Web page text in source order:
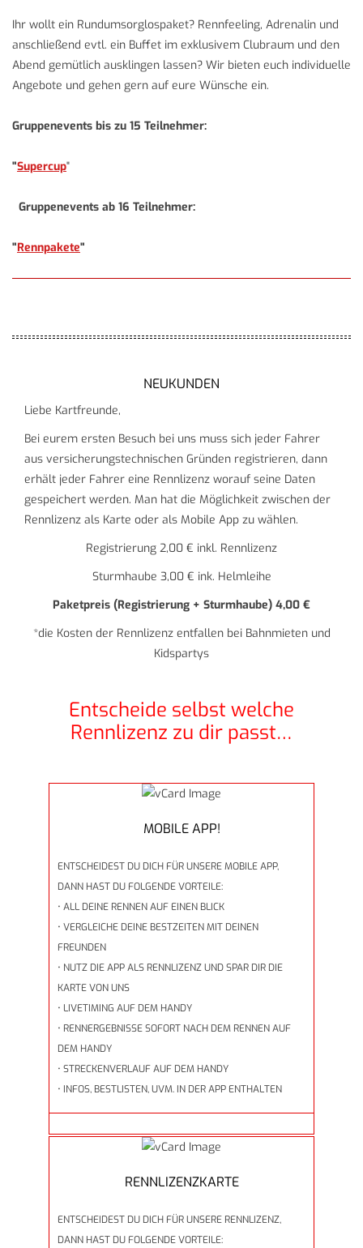
Ihr wollt ein Rundumsorglospaket? Rennfeeling, Adrenalin und
anschließend evtl. ein Buffet im exklusivem Clubraum und den
Abend gemütlich ausklingen lassen? Wir bieten euch individuelle
Angebote und gehen gern auf eure Wünsche ein.
Gruppenevents bis zu 15 Teilnehmer:
"Supercup"
Gruppenevents ab 16 Teilnehmer:
"Rennpakete"
NEUKUNDEN
Liebe Kartfreunde,
Bei eurem ersten Besuch bei uns muss sich jeder Fahrer
aus versicherungstechnischen Gründen registrieren, dann
erhält jeder Fahrer eine Rennlizenz worauf seine Daten
gespeichert werden. Man hat die Möglichkeit zwischen der
Rennlizenz als Karte oder als Mobile App zu wählen.
Registrierung 2,00 € inkl. Rennlizenz
Sturmhaube 3,00 € ink. Helmleihe
Paketpreis (Registrierung + Sturmhaube) 4,00 €
*die Kosten der Rennlizenz entfallen bei Bahnmieten und
Kidspartys
Entscheide selbst welche
Rennlizenz zu dir passt…
MOBILE APP!
ENTSCHEIDEST DU DICH FÜR UNSERE MOBILE APP,
DANN HAST DU FOLGENDE VORTEILE:
• ALL DEINE RENNEN AUF EINEN BLICK
• VERGLEICHE DEINE BESTZEITEN MIT DEINEN
FREUNDEN
• NUTZ DIE APP ALS RENNLIZENZ UND SPAR DIR DIE
KARTE VON UNS
• LIVETIMING AUF DEM HANDY
• RENNERGEBNISSE SOFORT NACH DEM RENNEN AUF
DEM HANDY
• STRECKENVERLAUF AUF DEM HANDY
• INFOS, BESTLISTEN, UVM. IN DER APP ENTHALTEN
RENNLIZENZKARTE
ENTSCHEIDEST DU DICH FÜR UNSERE RENNLIZENZ,
DANN HAST DU FOLGENDE VORTEILE: